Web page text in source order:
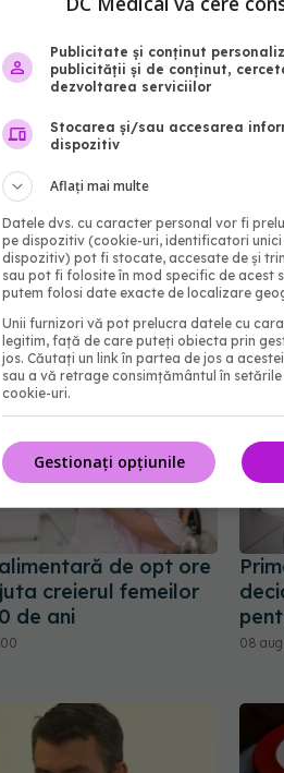
că atunci când aveți
în favoarea lui.
de opt ore
creierul femeilor
de ani
08
Publicitate și conținut
publicității și de conținut,
dezvoltarea serviciilor
Stocarea și/sau accesarea
dispozitiv
Aflați mai multe
Datele dvs. cu caracter personal vor fi
pe dispozitiv (cookie-uri, identificatori
dispozitiv) pot fi stocate, accesate de și
sau pot fi folosite în mod specific de acest
putem folosi date exacte de localizare
Unii furnizori vă pot prelucra datele cu
legitim, față de care puteți obiecta prin
jos. Căutați un link în partea de jos a
sau a vă retrage consimțământul în
cookie-uri.
Gestionați opțiunile